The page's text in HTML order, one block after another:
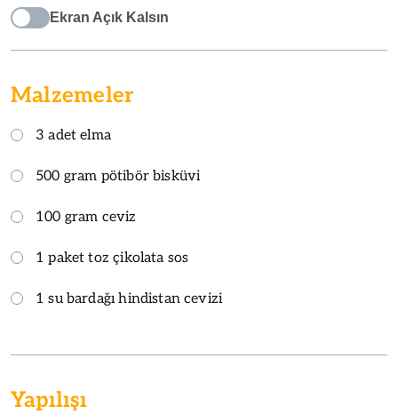
Ekran Açık Kalsın
Malzemeler
3 adet elma
500 gram pötibör bisküvi
100 gram ceviz
1 paket toz çikolata sos
1 su bardağı hindistan cevizi
Yapılışı